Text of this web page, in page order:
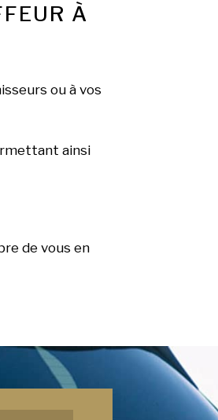
À
ou à vos
ainsi
de vous en